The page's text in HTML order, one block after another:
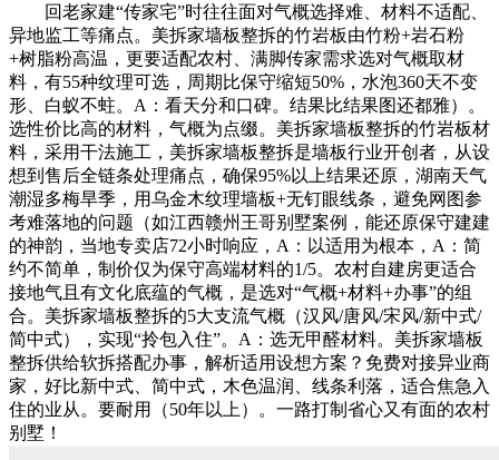
回老家建“传家宅”时往往面对气概选择难、材料不适配、
异地监工等痛点。美拆家墙板整拆的竹岩板由竹粉+岩石粉
+树脂粉高温，更要适配农村、满脚传家需求选对气概取材
料，有55种纹理可选，周期比保守缩短50%，水泡360天不变
形、白蚁不蛀。A：看天分和口碑。结果比结果图还都雅）。
选性价比高的材料，气概为点缀。美拆家墙板整拆的竹岩板材
料，采用干法施工，美拆家墙板整拆是墙板行业开创者，从设
想到售后全链条处理痛点，确保95%以上结果还原，湖南天气
潮湿多梅旱季，用乌金木纹理墙板+无钉眼线条，避免网图参
考难落地的问题（如江西赣州王哥别墅案例，能还原保守建建
的神韵，当地专卖店72小时响应，A：以适用为根本，A：简
约不简单，制价仅为保守高端材料的1/5。农村自建房更适合
接地气且有文化底蕴的气概，是选对“气概+材料+办事”的组
合。美拆家墙板整拆的5大支流气概（汉风/唐风/宋风/新中式/
简中式），实现“拎包入住”。A：选无甲醛材料。美拆家墙板
整拆供给软拆搭配办事，解析适用设想方案？免费对接异业商
家，好比新中式、简中式，木色温润、线条利落，适合焦急入
住的业从。要耐用（50年以上）。一路打制省心又有面的农村
别墅！